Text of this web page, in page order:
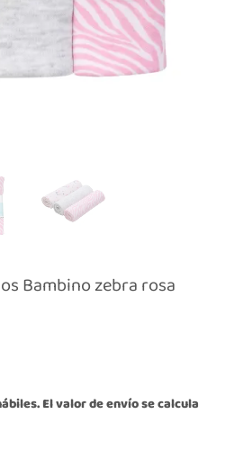
Bambino zebra rosa
El valor de envío se calcula